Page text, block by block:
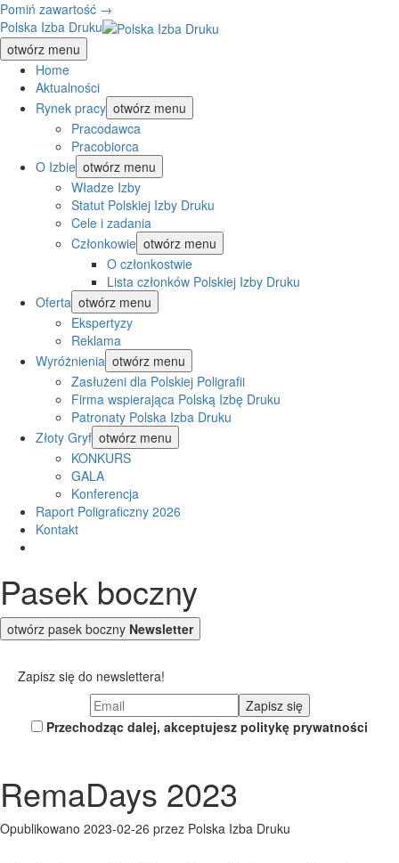
Pomiń zawartość →
Polska Izba Druku
otwórz menu
Home
Aktualności
Rynek pracy otwórz menu
Pracodawca
Pracobiorca
O Izbie otwórz menu
Władze Izby
Statut Polskiej Izby Druku
Cele i zadania
Członkowie otwórz menu
O członkostwie
Lista członków Polskiej Izby Druku
Oferta otwórz menu
Ekspertyzy
Reklama
Wyróżnienia otwórz menu
Zasłużeni dla Polskiej Poligrafii
Firma wspierająca Polską Izbę Druku
Patronaty Polska Izba Druku
Złoty Gryf otwórz menu
KONKURS
GALA
Konferencja
Raport Poligraficzny 2026
Kontakt
Pasek boczny
otwórz pasek boczny Newsletter
Zapisz się do newslettera!
Przechodząc dalej, akceptujesz politykę prywatności
RemaDays 2023
Opublikowano 2023-02-26 przez Polska Izba Druku